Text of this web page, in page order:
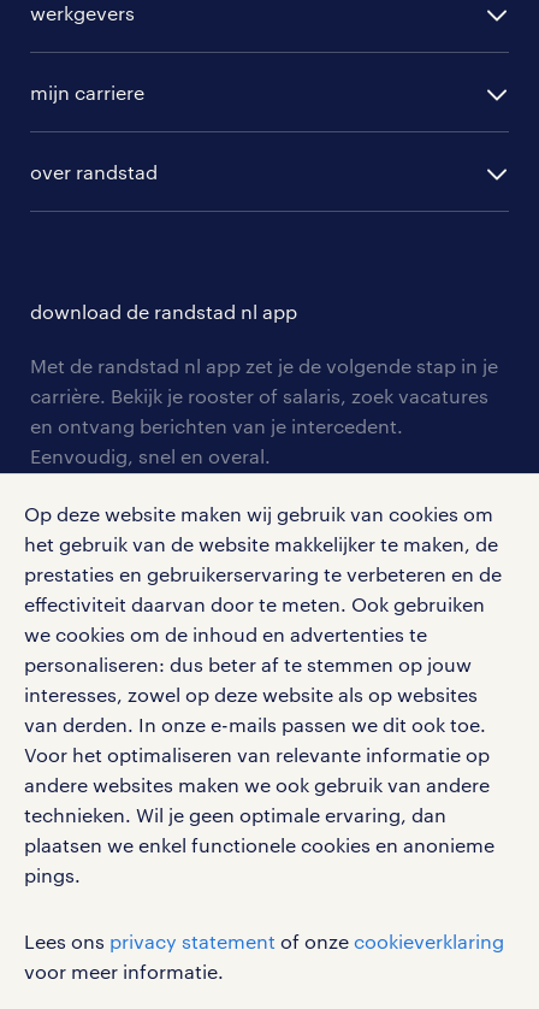
Op deze website maken wij gebruik van cookies om
het gebruik van de website makkelijker te maken, de
prestaties en gebruikerservaring te verbeteren en de
effectiviteit daarvan door te meten. Ook gebruiken
we cookies om de inhoud en advertenties te
personaliseren: dus beter af te stemmen op jouw
interesses, zowel op deze website als op websites
van derden. In onze e-mails passen we dit ook toe.
Voor het optimaliseren van relevante informatie op
andere websites maken we ook gebruik van andere
technieken. Wil je geen optimale ervaring, dan
plaatsen we enkel functionele cookies en anonieme
pings.
Lees ons privacy statement of onze cookieverklaring
voor meer informatie.
randstad professional
randstad digital
werkgevers
hr-diensten
branches
tarieven
personeel gezocht
aanmelden nieuwsbrief
mijn carriere
solliciteren
blogs en artikelen
salarischecker
over randstad
onze vestigingen
pers
klachten en misstanden
download de randstad nl app
Met de randstad nl app zet je de volgende stap in je
carrière. Bekijk je rooster of salaris, zoek vacatures
en ontvang berichten van je intercedent.
Eenvoudig, snel en overal.
google play store
social media
Volg ons voor de leukste content omtrent
vacatures, solliciteren en inspiratie.
werken bij randstad
privacystatement